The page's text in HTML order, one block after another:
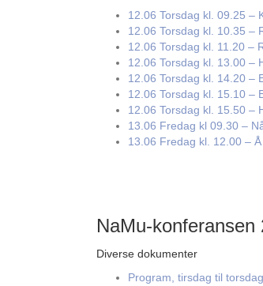
12.06 Torsdag kl. 09.25 –
12.06 Torsdag kl. 10.35 –
12.06 Torsdag kl. 11.20 –
12.06 Torsdag kl. 13.00 –
12.06 Torsdag kl. 14.20 –
12.06 Torsdag kl. 15.10 –
12.06 Torsdag kl. 15.50 –
13.06 Fredag kl 09.30 –
13.06 Fredag kl. 12.00 –
NaMu-
Diverse dokumenter
Program, tirsdag til